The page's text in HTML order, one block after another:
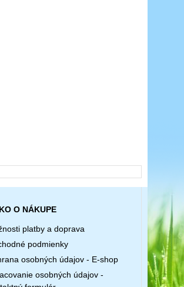
O NÁKUPE
platby a doprava
podmienky
osobných údajov - E-shop
osobných údajov -